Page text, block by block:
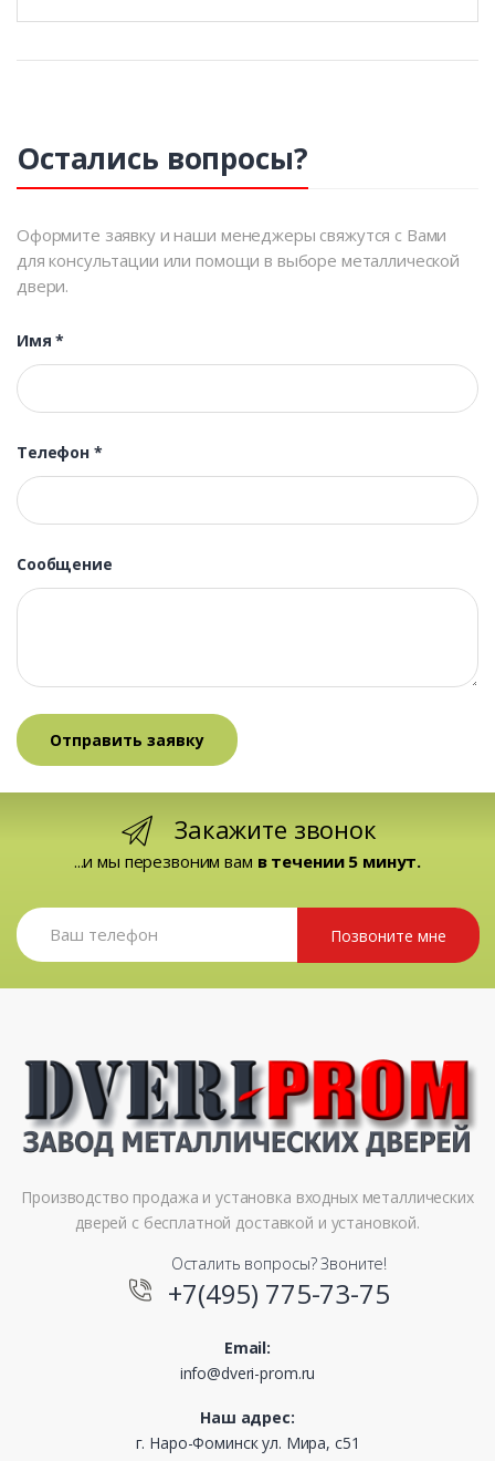
Остались вопросы?
Оформите заявку и наши менеджеры свяжутся с Вами
для консультации или помощи в выборе металлической
двери.
Имя*
Телефон *
Сообщение
Закажите звонок
...и мы перезвоним вам в течении 5 минут.
Позвоните мне
Производство продажа и установка входных металлических
дверей с бесплатной доставкой и установкой.
Осталить вопросы? Звоните!
+7(495) 775-73-75
Email:
info@dveri-prom.ru
Наш адрес:
г. Наро-Фоминск ул. Мира, с51